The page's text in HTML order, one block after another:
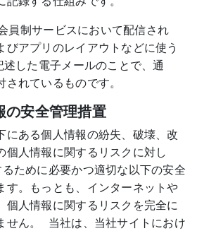
員制サービスにおいて配信され
びアプリのレイアウトなどに使う
した電子メールのことで、通
れているものです。
の安全管理措置
にある個人情報の紛失、破壊、改
個人情報に関するリスクに対し
ために必要かつ適切な以下の安全
す。もっとも、インターネットや
個人情報に関するリスクを完全に
せん。 当社は、当社サイトにおけ